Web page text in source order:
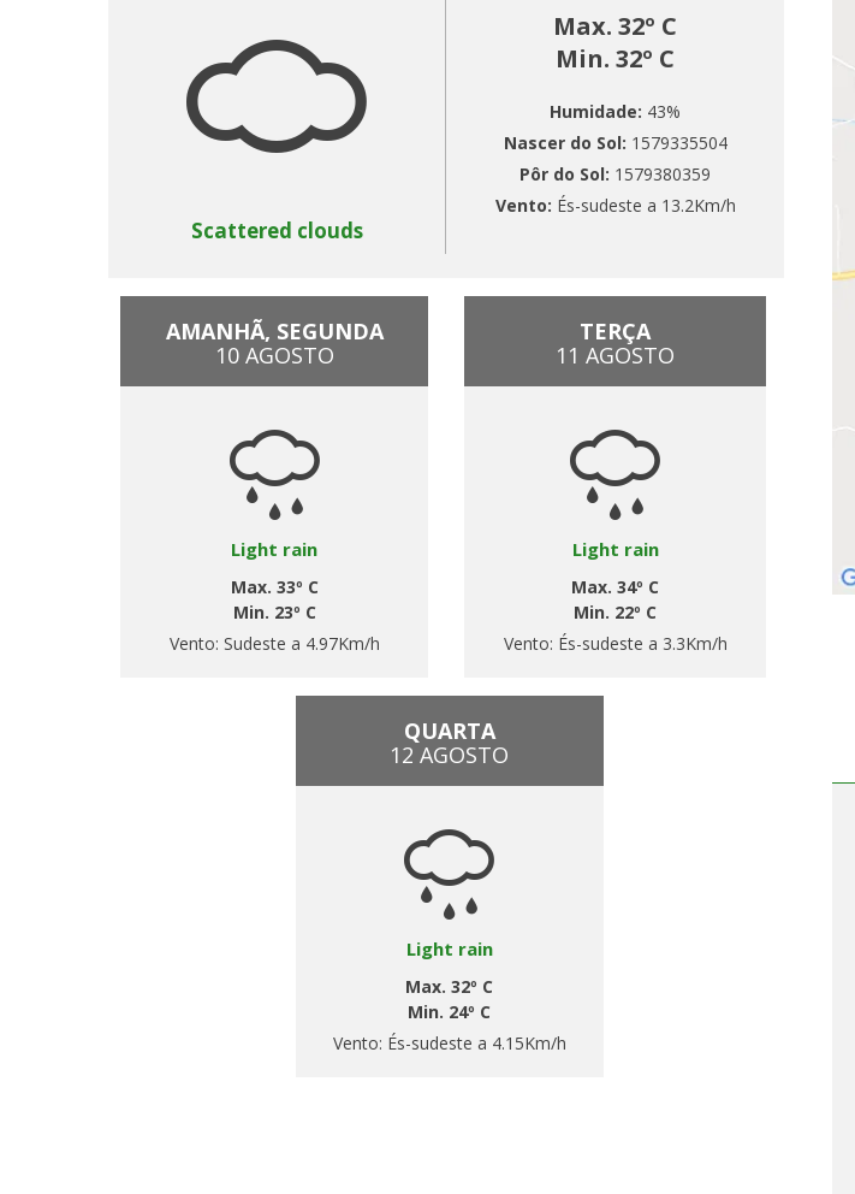
Scattered clouds
Max. 32º C
Min. 32º C
Humidade: 43%
Nascer do Sol: 1579335504
Pôr do Sol: 1579380359
Vento: És-sudeste a 13.2Km/h
AMANHÃ, SEGUNDA
10 AGOSTO
Light rain
Max. 33º C
Min. 23º C
Vento: Sudeste a 4.97Km/h
TERÇA
11 AGOSTO
Light rain
Max. 34º C
Min. 22º C
Vento: És-sudeste a 3.3Km/h
QUARTA
12 AGOSTO
Light rain
Max. 32º C
Min. 24º C
Vento: És-sudeste a 4.15Km/h